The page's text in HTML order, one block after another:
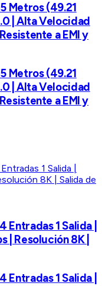
Metros (49.21
| Alta Velocidad
a EMI y
Metros (49.21
| Alta Velocidad
a EMI y
1 Salida |
Resolución 8K |
1 Salida |